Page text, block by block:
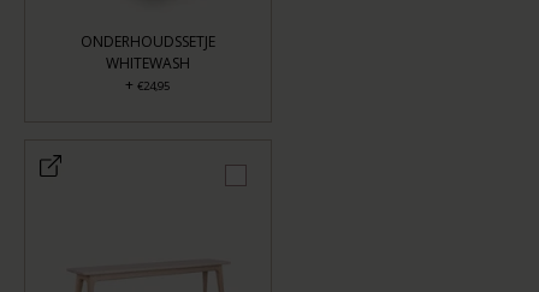
ONDERHOUDSSETJE
WHITEWASH
+ €24,95